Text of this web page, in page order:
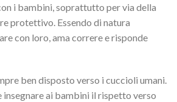
i bambini, soprattutto per via della
protettivo. Essendo di natura
con loro, ama correre e risponde
ben disposto verso i cuccioli umani.
insegnare ai bambini il rispetto verso